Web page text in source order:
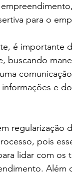
para o
é importante
buscando
e
regularização
pois
lidar com os
Além